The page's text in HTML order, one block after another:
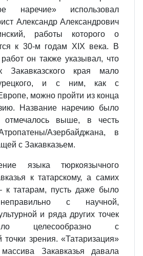
наречие» использовал
Александр Александрович
работы которого о
к 30-м годам ХIХ века. В
он также указывал, что
Закавказского края мало
и с ним, как с
можно пройти из конца
Название наречию было
выше, в честь
Азербайджана, в
с Закавказьем.
языка тюркоязычного
к татарскому, а самих
к татарам, пусть даже было
с научной,
и ряда других точек
целесообразно с
точки зрения. «Татаризация»
Закавказья давала